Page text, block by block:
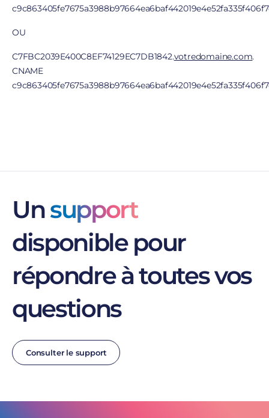
OU
C7FBC2039E400C8EF74129EC7DB1842.votredomaine.com.
CNAME
Unsupport
disponible pour
répondre à toutes vos
questions
Consulter le support